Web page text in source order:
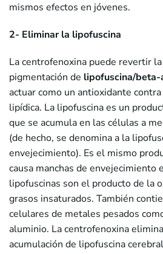
mismos efectos en jóvenes.
2- Eliminar la lipofuscina
La centrofenoxina puede revertir
pigmentación de lipofuscina/
actuar como un antioxidante
lipídica. La lipofuscina es un
que se acumula en las células a
(de hecho, se denomina a la
envejecimiento). Es el mismo
causa manchas de envejecimiento
lipofuscinas son el producto de la
grasos insaturados. También
celulares de metales pesados
aluminio. La centrofenoxina
acumulación de lipofuscina